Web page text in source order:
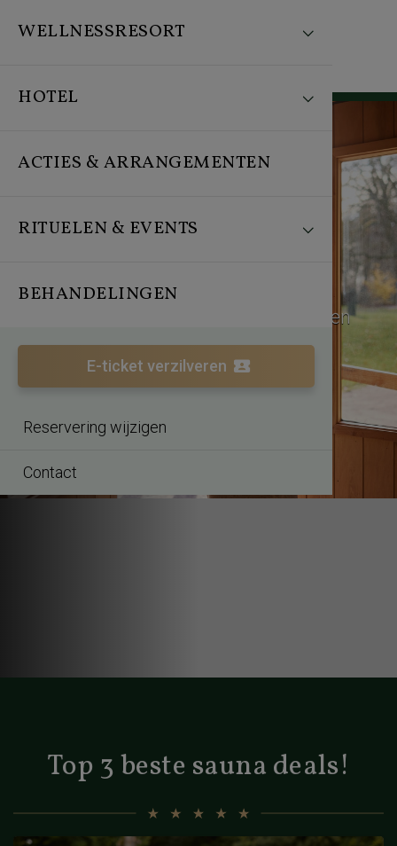
WELLNESSRESORT
HOTEL
ACTIES & ARRANGEMENTEN
RITUELEN & EVENTS
BEHANDELINGEN
E-ticket verzilveren
Reservering wijzigen
Contact
De Valkenberg
Waar natuur en wellness samen komen
Top 3 beste sauna deals!